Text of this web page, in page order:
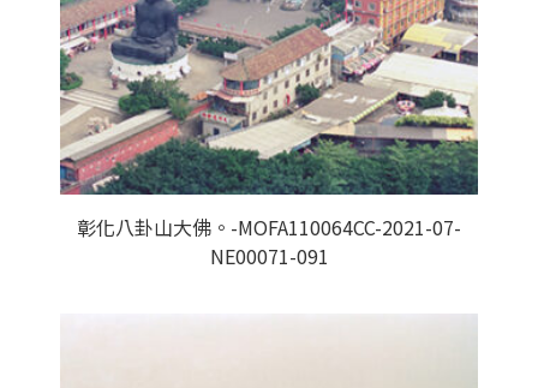
彰化八卦山大佛。-MOFA110064CC-2021-07-
NE00071-091